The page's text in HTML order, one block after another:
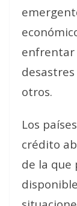
enfrentar
otros.
Los
crédito
de la